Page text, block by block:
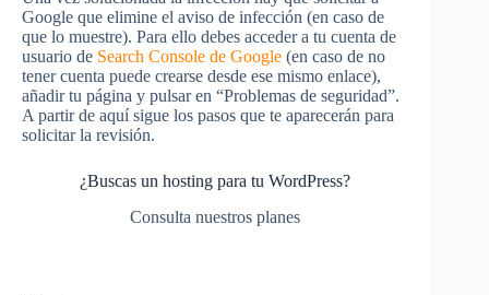
Google que elimine el aviso de infección (en caso de
que lo muestre). Para ello debes acceder a tu cuenta de
usuario de Search Console de Google (en caso de no
tener cuenta puede crearse desde ese mismo enlace),
añadir tu página y pulsar en “Problemas de seguridad”.
A partir de aquí sigue los pasos que te aparecerán para
solicitar la revisión.
¿Buscas un hosting para tu WordPress?
Consulta nuestros planes